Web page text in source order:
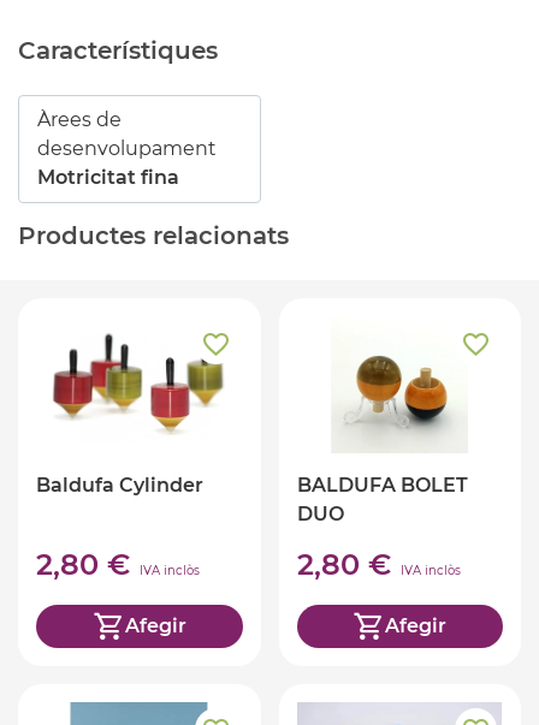
Característiques
Àrees de
desenvolupament
Motricitat fina
Productes relacionats
Baldufa Cylinder
2,80 € IVA inclòs
Afegir
BALDUFA BOLET
DUO
2,80 € IVA inclòs
Afegir